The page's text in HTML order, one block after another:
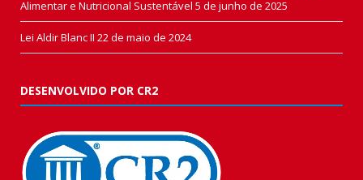
Alimentar e Nutricional Sustentável 5 de junho de 2025
Lei Aldir Blanc II 22 de maio de 2024
DESENVOLVIDO POR CR2